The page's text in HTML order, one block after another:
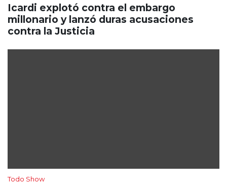
Icardi explotó contra el embargo
millonario y lanzó duras acusaciones
contra la Justicia
Todo Show